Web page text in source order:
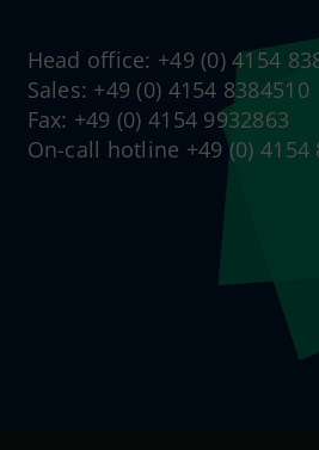
Head office: +49 (0) 4154
Sales: +49 (0) 4154 8384510
Fax: +49 (0) 4154 9932863
On-call hotline +49 (0) 4154